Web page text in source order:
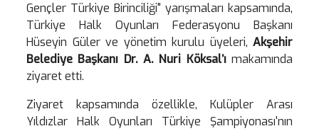
Gençler Türkiye Birinciliği" yarışmaları kapsamında,
Türkiye Halk Oyunları Federasyonu Başkanı
Hüseyin Güler ve yönetim kurulu üyeleri, Akşehir
Belediye Başkanı Dr. A. Nuri Köksal’ımakamında
ziyaret etti.
Ziyaret kapsamında özellikle, Kulüpler Arası
Yıldızlar Halk Oyunları Türkiye Şampiyonası'nın